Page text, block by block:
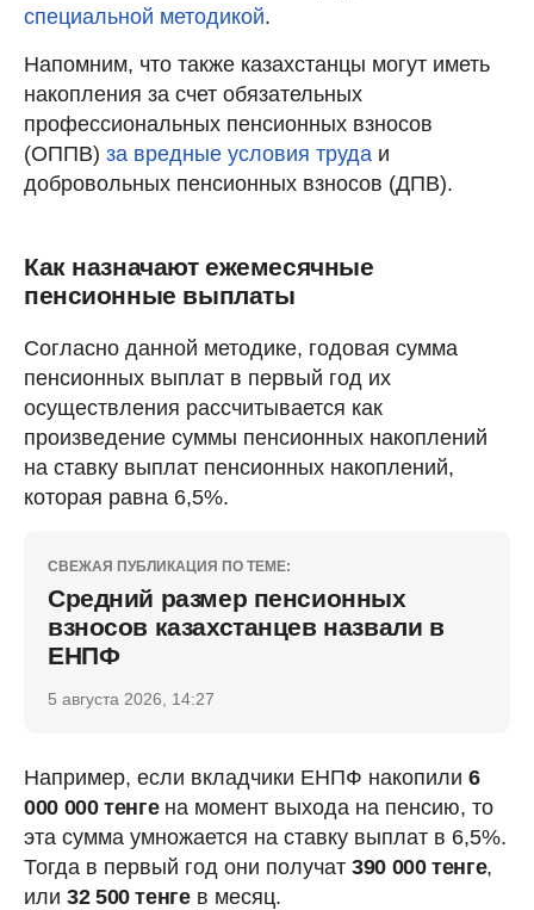
специальной методикой.
Напомним, что также казахстанцы могут иметь
накопления за счет обязательных
профессиональных пенсионных взносов
(ОППВ) за вредные условия труда и
добровольных пенсионных взносов (ДПВ).
Как назначают ежемесячные
пенсионные выплаты
Согласно данной методике, годовая сумма
пенсионных выплат в первый год их
осуществления рассчитывается как
произведение суммы пенсионных накоплений
на ставку выплат пенсионных накоплений,
которая равна 6,5%.
СВЕЖАЯ ПУБЛИКАЦИЯ ПО ТЕМЕ:
Средний размер пенсионных
взносов казахстанцев назвали в
ЕНПФ
5 августа 2026, 14:27
Например, если вкладчики ЕНПФ накопили 6
000 000 тенгена момент выхода на пенсию, то
эта сумма умножается на ставку выплат в 6,5%.
Тогда в первый год они получат 390 000 тенге,
или 32 500 тенгев месяц.